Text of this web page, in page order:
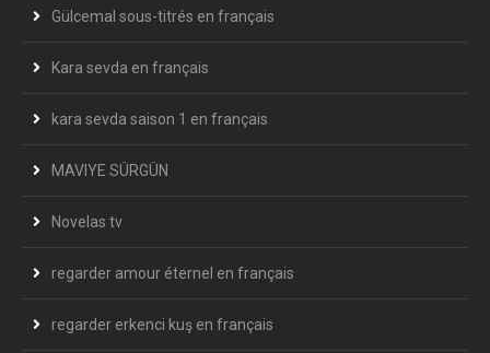
Gülcemal sous-titrés en français
Kara sevda en français
kara sevda saison 1 en français
MAVIYE SÜRGÜN
Novelas tv
regarder amour éternel en français
regarder erkenci kuş en français